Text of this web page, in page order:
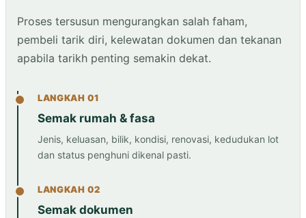
Proses tersusun mengurangkan salah faham,
pembeli tarik diri, kelewatan dokumen dan tekanan
apabila tarikh penting semakin dekat.
LANGKAH 01
Semak rumah & fasa
Jenis, keluasan, bilik, kondisi, renovasi, kedudukan lot
dan status penghuni dikenal pasti.
LANGKAH 02
Semak dokumen